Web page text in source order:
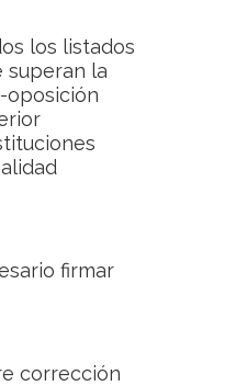
los listados
superan la
oposición
firmar
corrección